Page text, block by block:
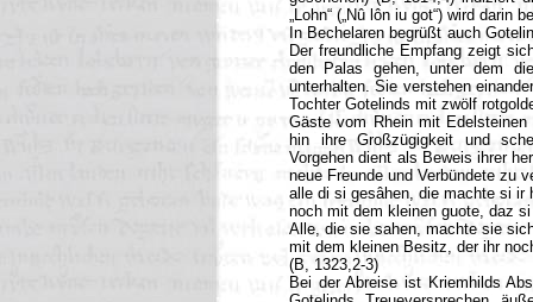
„Lohn“ („Nû lôn iu got“) wird darin
In Bechelaren begrüßt auch
Der freundliche Empfang zeigt
den Palas gehen, unter dem
unterhalten. Sie verstehen
Tochter Gotelinds mit zwölf
Gäste vom Rhein mit
hin ihre Großzügigkeit und
Vorgehen dient als Beweis ihrer
neue Freunde und Verbündete zu
alle di si gesâhen, die machte si ir
noch mit dem kleinen guote, daz
Alle, die sie sahen, machte sie
mit dem kleinen Besitz, der ihr
(B, 1323,2-3)
Bei der Abreise ist Kriemhilds